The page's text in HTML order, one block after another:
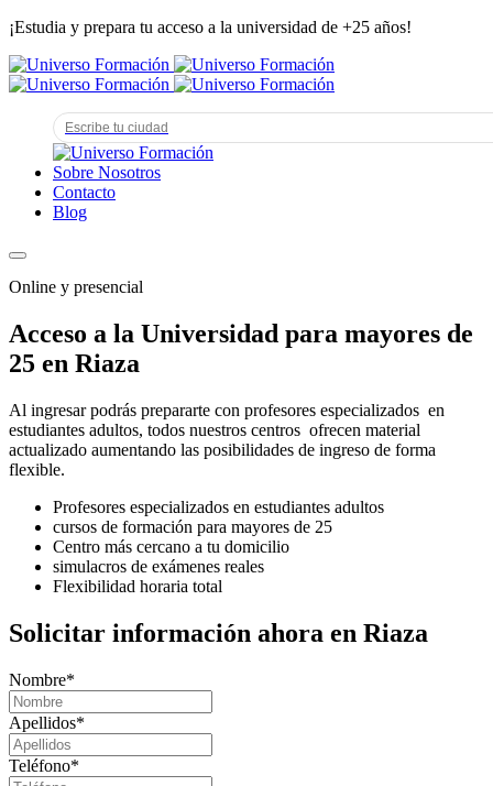
¡Estudia y prepara tu acceso a la universidad de +25 años!
Sobre Nosotros
Contacto
Blog
Online y presencial
Acceso a la Universidad para mayores de
25 en Riaza
Al ingresar podrás prepararte con profesores especializados en
estudiantes adultos, todos nuestros centros ofrecen material
actualizado aumentando las posibilidades de ingreso de forma
flexible.
Profesores especializados en estudiantes adultos
cursos de formación para mayores de 25
Centro más cercano a tu domicilio
simulacros de exámenes reales
Flexibilidad horaria total
Solicitar información ahora en Riaza
Nombre*
Apellidos*
Teléfono*